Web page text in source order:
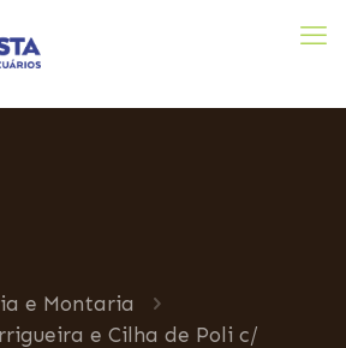
e Montaria
e Cilha de Poli c/